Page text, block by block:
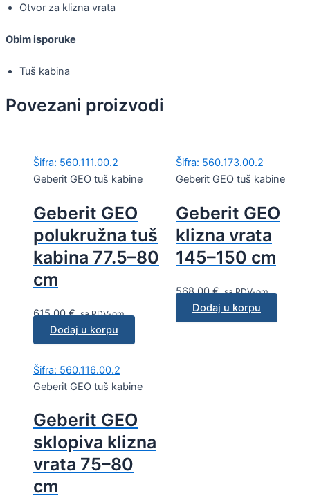
Otvor za klizna vrata
Obim isporuke
Tuš kabina
Povezani proizvodi
Šifra: 560.111.00.2
Geberit GEO tuš kabine
Geberit GEO
polukružna tuš
kabina 77.5–80
cm
615,00€ sa PDV-om
Dodaj u korpu
Šifra: 560.173.00.2
Geberit GEO tuš kabine
Geberit GEO
klizna vrata
145–150 cm
568,00€ sa PDV-om
Dodaj u korpu
Šifra: 560.116.00.2
Geberit GEO tuš kabine
Geberit GEO
sklopiva klizna
vrata 75–80
cm